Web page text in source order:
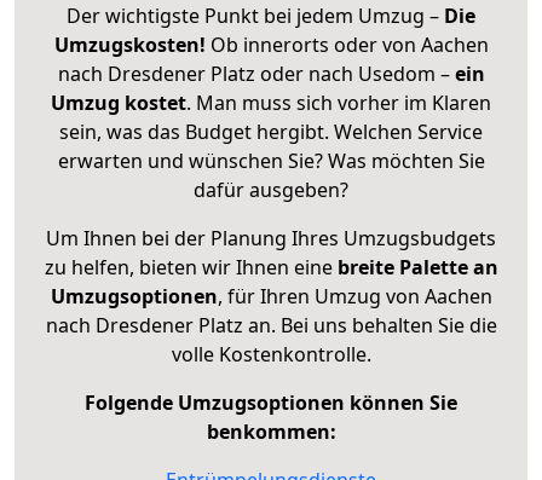
Der wichtigste Punkt bei jedem Umzug – Die
Umzugskosten! Ob innerorts oder von Aachen
nach Dresdener Platz oder nach Usedom –ein
Umzug kostet. Man muss sich vorher im Klaren
sein, was das Budget hergibt. Welchen Service
erwarten und wünschen Sie? Was möchten Sie
dafür ausgeben?
Um Ihnen bei der Planung Ihres Umzugsbudgets
zu helfen, bieten wir Ihnen eine breite Palette an
Umzugsoptionen, für Ihren Umzug von Aachen
nach Dresdener Platz an. Bei uns behalten Sie die
volle Kostenkontrolle.
Folgende Umzugsoptionen können Sie
benkommen: